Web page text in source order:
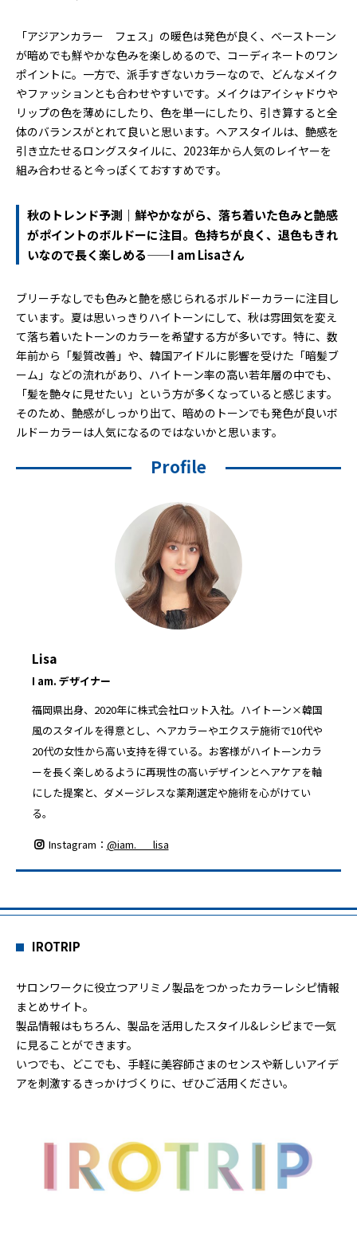
「アジアンカラー フェス」の暖色は発色が良く、ベーストーン
が暗めでも鮮やかな色みを楽しめるので、コーディネートのワン
ポイントに。一方で、派手すぎないカラーなので、どんなメイク
やファッションとも合わせやすいです。メイクはアイシャドウや
リップの色を薄めにしたり、色を単一にしたり、引き算すると全
体のバランスがとれて良いと思います。ヘアスタイルは、艶感を
引き立たせるロングスタイルに、2023年から人気のレイヤーを
組み合わせると今っぽくておすすめです。
秋のトレンド予測｜鮮やかながら、落ち着いた色みと艶感
がポイントのボルドーに注目。色持ちが良く、退色もきれ
いなので長く楽しめる——I am Lisaさん
ブリーチなしでも色みと艶を感じられるボルドーカラーに注目し
ています。夏は思いっきりハイトーンにして、秋は雰囲気を変え
て落ち着いたトーンのカラーを希望する方が多いです。特に、数
年前から「髪質改善」や、韓国アイドルに影響を受けた「暗髪ブ
ーム」などの流れがあり、ハイトーン率の高い若年層の中でも、
「髪を艶々に見せたい」という方が多くなっていると感じます。
そのため、艶感がしっかり出て、暗めのトーンでも発色が良いボ
ルドーカラーは人気になるのではないかと思います。
Profile
Lisa
I am. デザイナー
福岡県出身、2020年に株式会社ロット入社。ハイトーン×韓国
風のスタイルを得意とし、ヘアカラーやエクステ施術で10代や
20代の女性から高い支持を得ている。お客様がハイトーンカラ
ーを長く楽しめるように再現性の高いデザインとヘアケアを軸
にした提案と、ダメージレスな薬剤選定や施術を心がけてい
る。
Instagram： @iam.___lisa
IROTRIP
サロンワークに役立つアリミノ製品をつかったカラーレシピ情報
まとめサイト。
製品情報はもちろん、製品を活用したスタイル&レシピまで一気
に見ることができます。
いつでも、どこでも、手軽に美容師さまのセンスや新しいアイデ
アを刺激するきっかけづくりに、ぜひご活用ください。